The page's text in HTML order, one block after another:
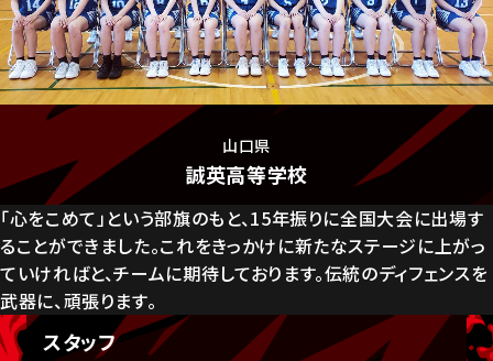
山口県
誠英高等学校
「心をこめて」という部旗のもと、15年振りに全国大会に出場す
ることができました。これをきっかけに新たなステージに上がっ
ていければと、チームに期待しております。伝統のディフェンスを
武器に、頑張ります。
スタッフ